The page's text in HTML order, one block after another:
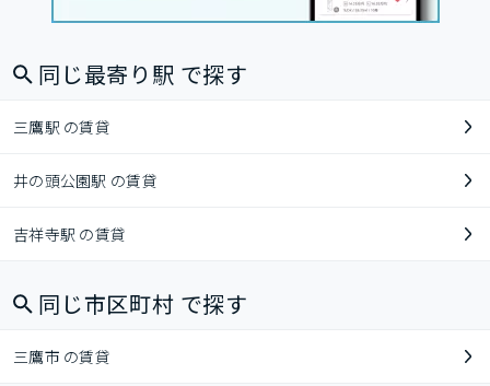
同じ最寄り駅 で探す
三鷹駅 の賃貸
井の頭公園駅 の賃貸
吉祥寺駅 の賃貸
同じ市区町村 で探す
三鷹市 の賃貸